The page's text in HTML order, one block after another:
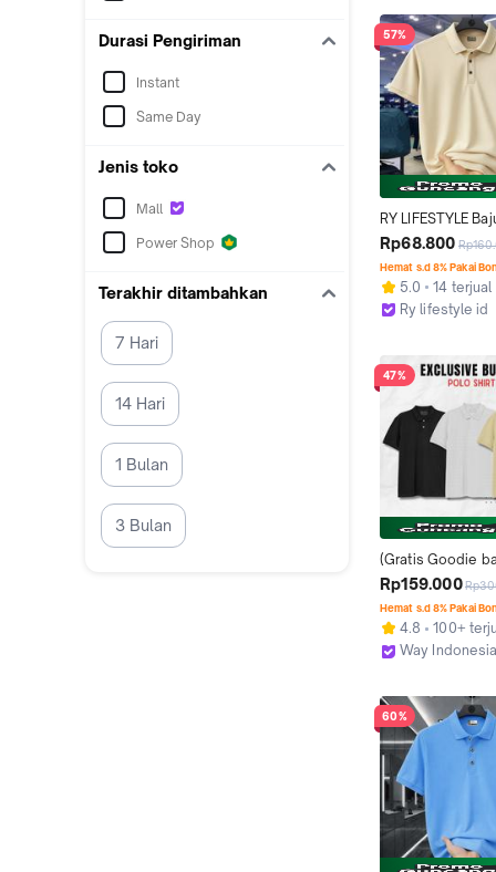
Durasi Pengiriman
Instant
Same Day
Jenis toko
Mall
Power Shop
Terakhir ditambahkan
7 Hari
14 Hari
1 Bulan
3 Bulan
Casual Kerah
57%
RY LIFESTYLE
Polo Lengan
Bahan Katun Pique
Premium Tampil
Nyaman Ukuran S
Distro Kerah
Rp68.800
Hemat s.d 8% Pakai
5.0
14 terjual
Ry lifestyle id
47%
(Gratis Goodie
Sticker) Bundling
3 Kaos Polo Shirt
Kaos Kerah Pria
Premium Distro -
L, XL, XXL - Polo
Rp159.000
Hemat s.d 8% Pakai
4.8
100+
Way
60%